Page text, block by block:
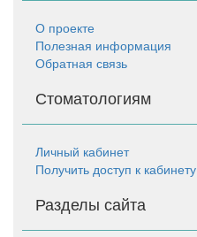
О проекте
Полезная информация
Обратная связь
Стоматологиям
Личный кабинет
Получить доступ к кабинету
Разделы сайта